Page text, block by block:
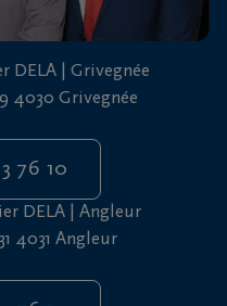
DELA | Grivegnée
4030 Grivegnée
76 10
DELA | Angleur
4031 Angleur